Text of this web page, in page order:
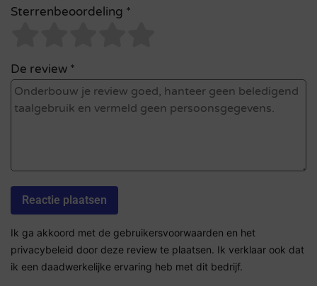
Sterrenbeoordeling *
De review *
Ik ga akkoord met de gebruikersvoorwaarden en het
privacybeleid door deze review te plaatsen. Ik verklaar ook dat
ik een daadwerkelijke ervaring heb met dit bedrijf.